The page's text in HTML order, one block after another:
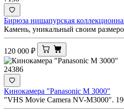
Бирюза нишапурская
Камень, уникальный своим
120 000 ₽
24386
Кинокамера "Panasonic M 3000"
"VHS Movie Camera NV-M3000".